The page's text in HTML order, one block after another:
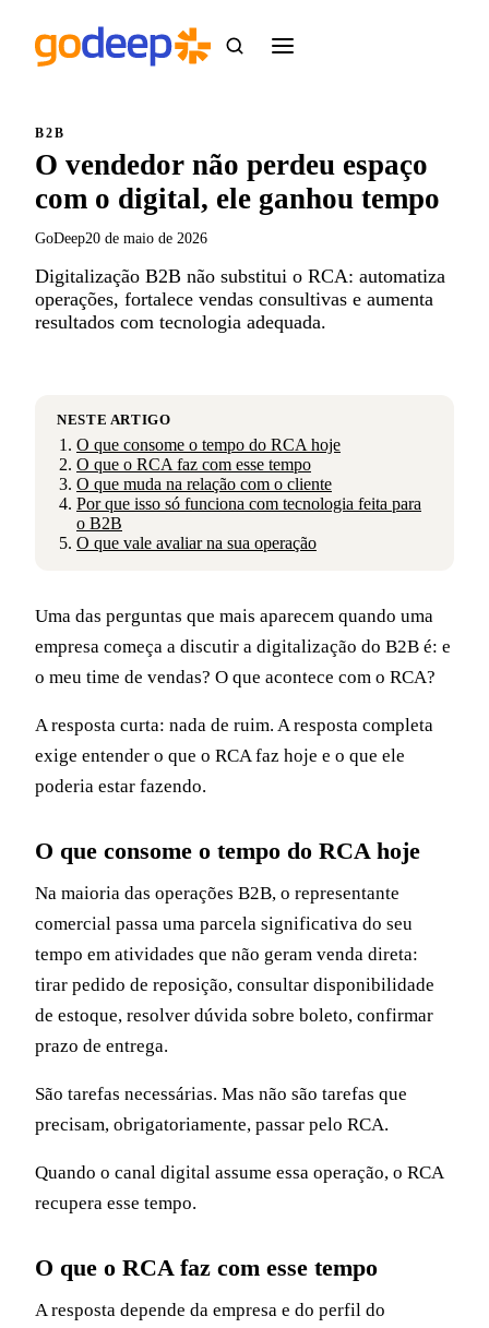
B2B
O vendedor não perdeu espaço
com o digital, ele ganhou tempo
GoDeep20 de maio de 2026
Digitalização B2B não substitui o RCA: automatiza
operações, fortalece vendas consultivas e aumenta
resultados com tecnologia adequada.
NESTE ARTIGO
O que consome o tempo do RCA hoje
O que o RCA faz com esse tempo
O que muda na relação com o cliente
Por que isso só funciona com tecnologia feita para
o B2B
O que vale avaliar na sua operação
Uma das perguntas que mais aparecem quando uma
empresa começa a discutir a digitalização do B2B é: e
o meu time de vendas? O que acontece com o RCA?
A resposta curta: nada de ruim. A resposta completa
exige entender o que o RCA faz hoje e o que ele
poderia estar fazendo.
O que consome o tempo do RCA hoje
Na maioria das operações B2B, o representante
comercial passa uma parcela significativa do seu
tempo em atividades que não geram venda direta:
tirar pedido de reposição, consultar disponibilidade
de estoque, resolver dúvida sobre boleto, confirmar
prazo de entrega.
São tarefas necessárias. Mas não são tarefas que
precisam, obrigatoriamente, passar pelo RCA.
Quando o canal digital assume essa operação, o RCA
recupera esse tempo.
O que o RCA faz com esse tempo
A resposta depende da empresa e do perfil do